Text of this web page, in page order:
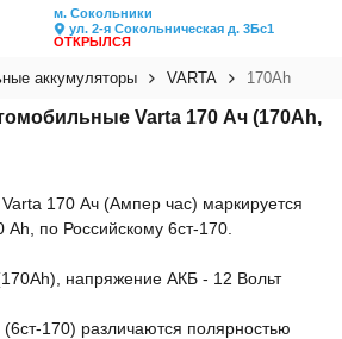
м. Сокольники
ул. 2-я Сокольническая д. 3Бс1
ОТКРЫЛСЯ
аккумуляторы VARTA 170Ah
Varta 170 Ач (170Ah,
Varta 170 Ач (Ампер час) маркируется
Ah, по Российскому 6ст-170.
напряжение АКБ - 12 Вольт
170) различаются полярностью